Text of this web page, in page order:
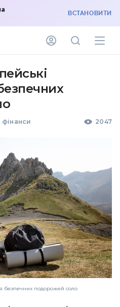
ВСТАНОВИТИ
фінанси 2047
безпечних подорожей соло